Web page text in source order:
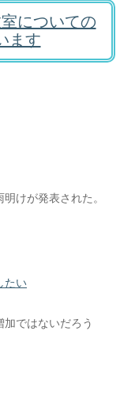
についての
ます
けが発表された。
たい
ではないだろう